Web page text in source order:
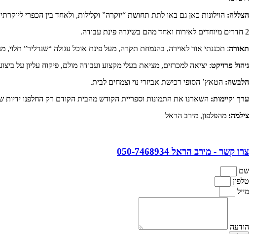
הצללה: הוילונות כאן גם באו לתת תחושת “יוקרה” וקלילות, ולאחד בין הכפרי
2 חדרים מיוחדים לאירוח ואחד מהם בשיגרה פינת עבודה.
תאורה: תכננתי אור לאוירה, בהנמחת תקרה, מעל פינת אוכל עגולה “שנדליר” תלוי,
ניהול פרויקט: יציאה למכרזים, מציאת בעלי מקצוע ועבודה מולם, פיקוח עליון על
הלבשה: הטאץ’ הסופי רכישת אביזרי נוי וצמחים לבית.
ערך וקיימות: השארנו את התמונות וספריית הקודש מהבית הקודם רק החלפנו
צילמה: מהפלפון, מירב הראל
צרו קשר - מירב הראל 050-7468934
שם
טלפון
מייל
הודעה